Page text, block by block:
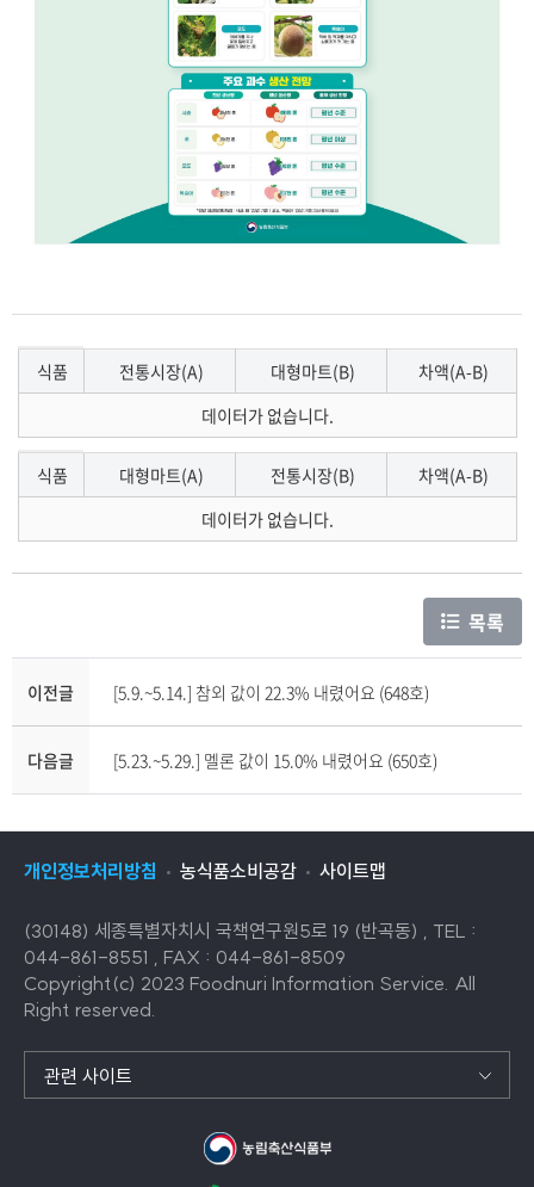
알뜰장보기
세부항목
식품 전통시장(A) 대형마트(B)
차액(A-B)
데이터가 없습니다.
식품 대형마트(A) 전통시장(B)
차액(A-B)
데이터가 없습니다.
목록
이전글 [5.9.~5.14.] 참외 값이 22.3% 내렸어요 (648호)
다음글 [5.23.~5.29.] 멜론 값이 15.0% 내렸어요 (650호)
개인정보처리방침 농식품소비공감 사이트맵
(30148) 세종특별자치시 국책연구원5로 19 (반곡동) , TEL :
044-861-8551 , FAX : 044-861-8509
Copyright(c) 2023 Foodnuri Information Service. All
Right reserved.
관련 사이트